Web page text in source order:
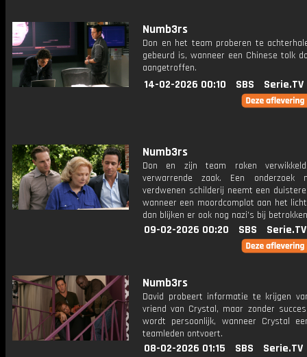
Numb3rs
Don en het team proberen te
gebeurd is, wanneer een Chinese tolk
aangetroffen.
14-02-2026 00:10 SBS Serie.TV
Numb3rs
Don en zijn team raken
verwarrende zaak. Een onderzoek
verdwenen schilderij neemt een
wanneer een moordcomplot aan het
dan blijken er ook nog nazi’s bij
09-02-2026 00:20 SBS Serie.TV
Numb3rs
David probeert informatie te krijgen
vriend van Crystal, maar zonder
wordt persoonlijk, wanneer Crystal
teamleden ontvoert.
08-02-2026 01:15 SBS Serie.TV